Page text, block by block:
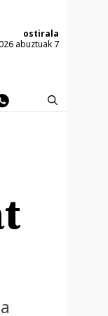
ostirala
abuztuak 7